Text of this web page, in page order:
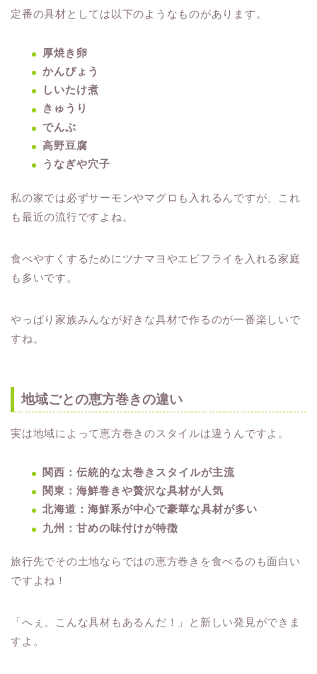
定番の具材としては以下のようなものがあります。
厚焼き卵
かんぴょう
しいたけ煮
きゅうり
でんぶ
高野豆腐
うなぎや穴子
私の家では必ずサーモンやマグロも入れるんですが、これ
も最近の流行ですよね。
食べやすくするためにツナマヨやエビフライを入れる家庭
も多いです。
やっぱり家族みんなが好きな具材で作るのが一番楽しいで
すね。
地域ごとの恵方巻きの違い
実は地域によって恵方巻きのスタイルは違うんですよ。
関西：伝統的な太巻きスタイルが主流
関東：海鮮巻きや贅沢な具材が人気
北海道：海鮮系が中心で豪華な具材が多い
九州：甘めの味付けが特徴
旅行先でその土地ならではの恵方巻きを食べるのも面白い
ですよね！
「へぇ、こんな具材もあるんだ！」と新しい発見ができま
すよ。